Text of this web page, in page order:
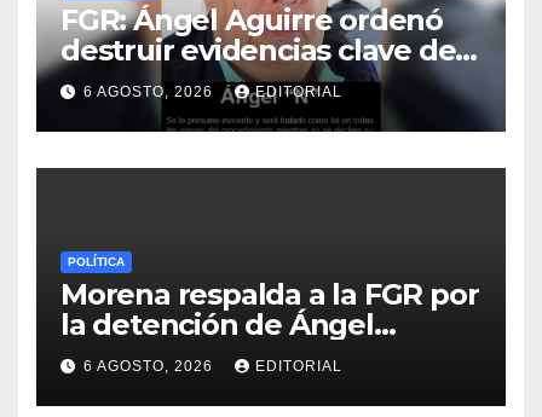
FGR: Ángel Aguirre ordenó
destruir evidencias clave de
caso Ayotzinapa; operación
dolosa desde el ejecutivo
estatal
6 AGOSTO, 2026 EDITORIAL
POLÍTICA
Morena respalda a la FGR por
la detención de Ángel
Aguirre, ligado al caso
Ayotzinapa
6 AGOSTO, 2026 EDITORIAL